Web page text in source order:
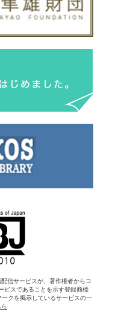
信サービスが、著作権者からコ
ビスであることを示す登録商標
クを掲示しているサービスの一
ら